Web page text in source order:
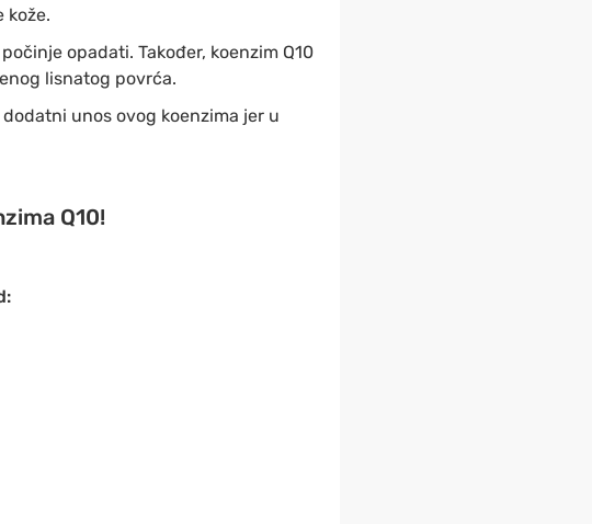
kože.
opadati. Također, koenzim Q10
lisnatog povrća.
unos ovog koenzima jer u
Q10!